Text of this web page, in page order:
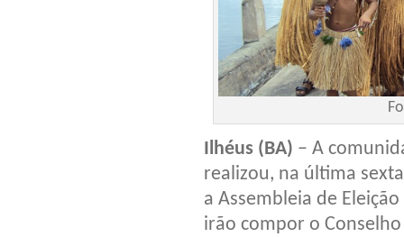
Ilhéus (BA) – A
realizou, na última
a Assembleia de
irão compor o